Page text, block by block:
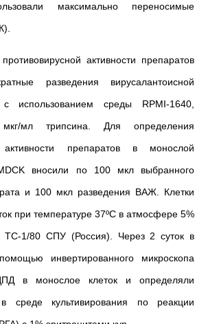
максимально переносимые
активности препаратов
разведения вирусалантоисной
использованием среды RPMI-1640,
мл трипсина. Для определения
активности препаратов в монослой
вносили по 100 мкл выбранного
и 100 мкл разведения ВАЖ. Клетки
при температуре 37ºC в атмосфере 5%
ТС-1/80 СПУ (Россия). Через 2 суток в
инвертированного микроскопа
в монослое клеток и определяли
среде культивирования по реакции